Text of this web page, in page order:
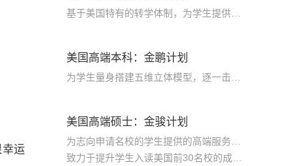
幸运
美国高端本科：金鹏计划
美国高端硕士：金骏计划